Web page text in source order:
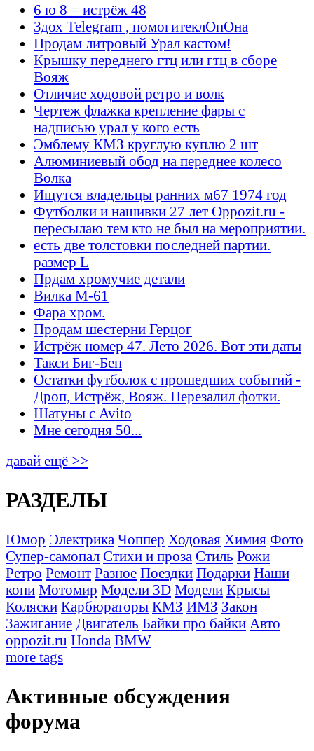
6 ю 8 = истрёж 48
Здох Telegram , помогитеклОпОна
Продам литровый Урал кастом!
Крышку переднего гтц или гтц в сборе
Вояж
Отличие ходовой ретро и волк
Чертеж флажка крепление фары с
надписью урал у кого есть
Эмблему КМЗ круглую куплю 2 шт
Алюминиевый обод на переднее колесо
Волка
Ищутся владельцы ранних м67 1974 год
Футболки и нашивки 27 лет Oppozit.ru -
пересылаю тем кто не был на мероприятии.
есть две толстовки последней партии.
размер L
Прдам хромучие детали
Вилка М-61
Фара хром.
Продам шестерни Герцог
Истрёж номер 47. Лето 2026. Вот эти даты
Такси Биг-Бен
Остатки футболок с прошедших событий -
Дроп, Истрёж, Вояж. Перезалил фотки.
Шатуны с Avito
Мне сегодня 50...
давай ещё >>
РАЗДЕЛЫ
Юмор Электрика Чоппер Ходовая Химия Фото
Супер-самопал Стихи и проза Стиль Рожи
Ретро Ремонт Разное Поездки Подарки Наши
кони Мотомир Модели 3D Модели Крысы
Коляски Карбюраторы КМЗ ИМЗ Закон
Зажигание Двигатель Байки про байки Авто
oppozit.ru Honda BMW
more tags
Активные обсуждения
форума